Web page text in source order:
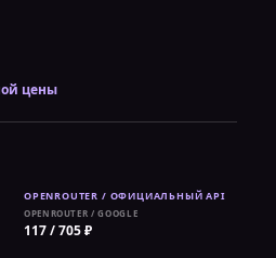
цены
OPENROUTER / GOOGLE
117 / 705 ₽